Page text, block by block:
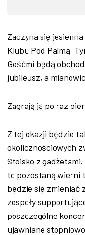
Zaczyna się
Klubu Pod Palmą.
Gośćmi będą
jubileusz, a
Zagrają ją po raz
Z tej okazji będzie
okolicznościowych
Stoisko z
to pozostaną wierni
będzie się zmieniać
zespoły
poszczególne
ujawniane